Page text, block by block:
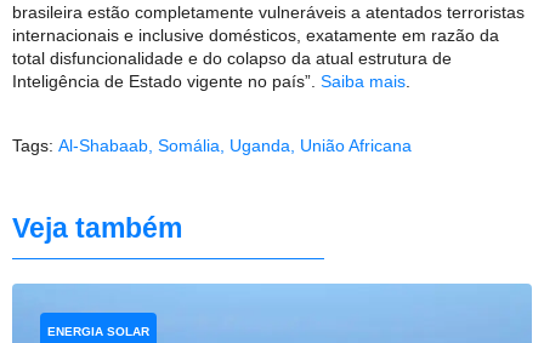
brasileira estão completamente vulneráveis a atentados terroristas
internacionais e inclusive domésticos, exatamente em razão da
total disfuncionalidade e do colapso da atual estrutura de
Inteligência de Estado vigente no país”. Saiba mais
Tags: Al-Shabaab Somália Uganda União Africana
Veja também
ENERGIA SOLAR